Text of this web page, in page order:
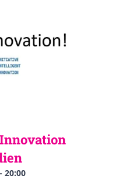
- 20:00